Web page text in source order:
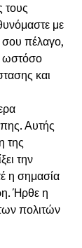
τους
με
σου πέλαγο,
ωστόσο
και
Αυτής
της
την
η σημασία
Ήρθε η
πολιτών